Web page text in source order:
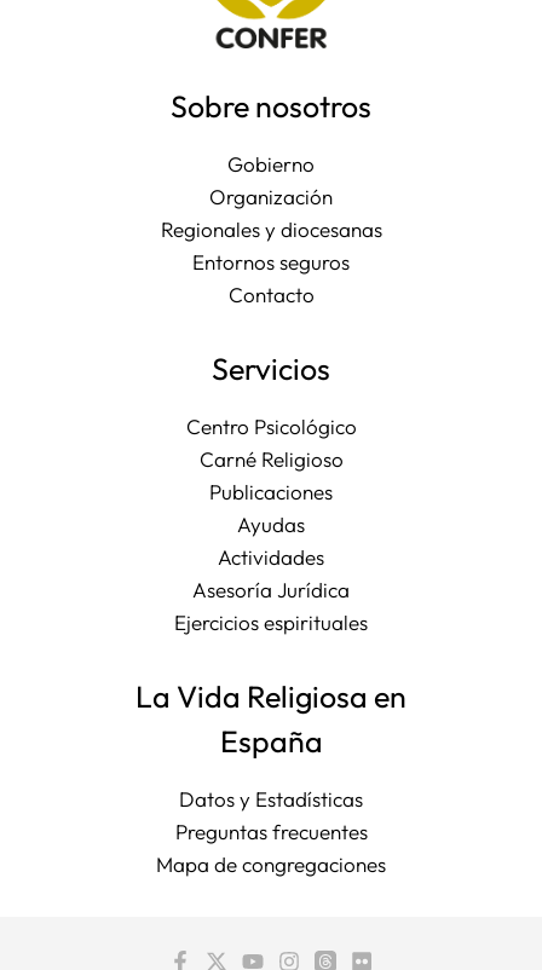
Sobre nosotros
Gobierno
Organización
Regionales y diocesanas
Entornos seguros
Contacto
Servicios
Centro Psicológico
Carné Religioso
Publicaciones
Ayudas
Actividades
Asesoría Jurídica
Ejercicios espirituales
La Vida Religiosa en
España
Datos y Estadísticas
Preguntas frecuentes
Mapa de congregaciones